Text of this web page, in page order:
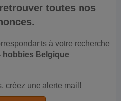
toutes nos
à votre recherche
hobbies Belgique
créez une alerte mail!